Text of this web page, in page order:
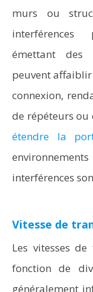
murs ou
interférences
émettant des
peuvent
connexion,
de répéteurs
étendre la
interférences
Vitesse de
Les vitesses
fonction de
généralement